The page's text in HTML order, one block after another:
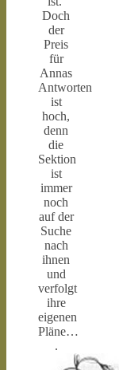
Doch
der
Preis
für
Annas
Antworten
ist
hoch,
denn
die
Sektion
ist
immer
noch
auf der
Suche
nach
ihnen
und
verfolgt
ihre
eigenen
Pläne…
.